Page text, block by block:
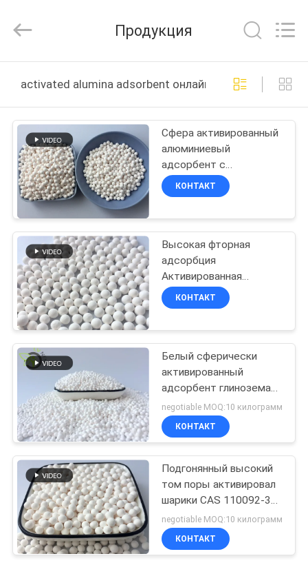
ПРОДУКЦИЯ
ВИДЕО
VR
ШОУ
НАС
ЭКСКУРСИЯ
ПО
ЗАВОДУ
КОНТРОЛЬ
КАЧЕСТВА
СВЯЖИТЕСЬ
НАМИ
Technology
Co.,Ltd..
Reserved.
Продукция
activated alumina adsorbent онлайн производство
Сфера активированный
алюминиевый
адсорбент с
устойчивостью к
окислению и высоким
КОНТАКТ
Высокая фторная
адсорбция
Активированная
алюминиевая
адсорбент Белая
КОНТАКТ
Белый сферически
активированный
адсорбент глинозема
для фильтра питьевой
воды
negotiable MOQ:10 килограмм
КОНТАКТ
Подгонянный высокий
том поры активировал
шарики CAS 110092-32-
3 глинозема
negotiable MOQ:10 килограмм
КОНТАКТ